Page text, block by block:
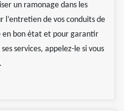
un ramonage dans les
l’entretien de vos conduits de
en bon état et pour garantir
services, appelez-le si vous